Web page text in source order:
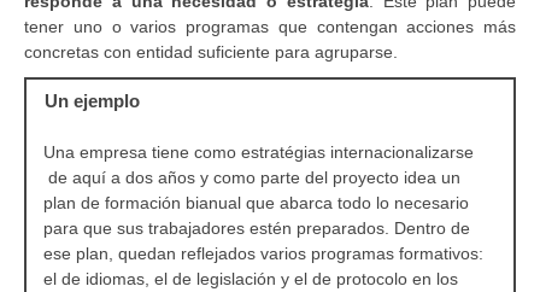
tener uno o varios programas que contengan acciones más
concretas con entidad suficiente para agruparse.
Un ejemplo
Una empresa tiene como estratégias internacionalizarse
de aquí a dos años y como parte del proyecto idea un
plan de formación bianual que abarca todo lo necesario
para que sus trabajadores estén preparados. Dentro de
ese plan, quedan reflejados varios programas formativos:
el de idiomas, el de legislación y el de protocolo en los